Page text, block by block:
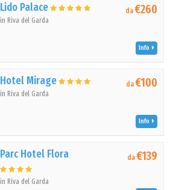
Lido Palace
in Riva del Garda
da€260
Info
Hotel Mirage
in Riva del Garda
da€100
Info
Parc Hotel Flora
in Riva del Garda
da€139